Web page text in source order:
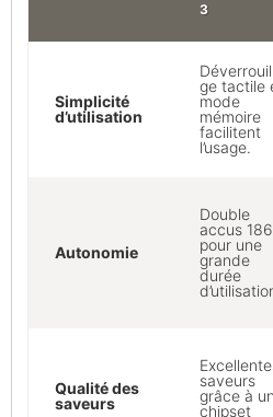
3
Simplicité
d’utilisation
ge tactile
mode
mémoire
facilitent
l’usage.
Autonomie
Double
accus
pour une
grande
durée
Qualité des
saveurs
saveurs
grâce à un
chipset